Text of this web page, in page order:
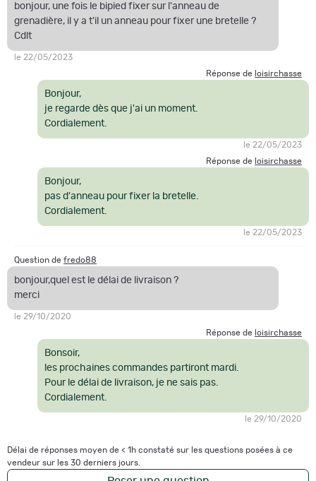
bonjour, une fois le bipied fixer sur l'anneau de
grenadière, il y a t'il un anneau pour fixer une bretelle ?
Cdlt
le 22/05/2023
Réponse de loisirchasse
Bonjour,
je regarde dès que j'ai un moment.
Cordialement.
le 22/05/2023
Réponse de loisirchasse
Bonjour,
pas d'anneau pour fixer la bretelle.
Cordialement.
le 22/05/2023
Question de fredo88
bonjour,quel est le délai de livraison ?
merci
le 29/10/2020
Réponse de loisirchasse
Bonsoir,
les prochaines commandes partiront mardi.
Pour le délai de livraison, je ne sais pas.
Cordialement.
le 29/10/2020
Délai de réponses moyen de < 1h constaté sur les questions posées à ce
vendeur sur les 30 derniers jours.